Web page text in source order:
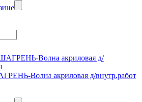
Волна акриловая д/внутр.работ